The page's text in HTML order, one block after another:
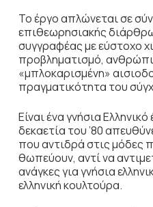
Το έργο απλώνεται σε
επιθεωρησιακής
συγγραφέας με εύστοχο
προβληματισμό,
«μπλοκαρισμένη»
πραγματικότητα του
Είναι ένα γνήσια
δεκαετία του ’80
που αντιδρά στις μόδες
θωπεύουν, αντί να
ανάγκες για γνήσια
ελληνική κουλτούρα.